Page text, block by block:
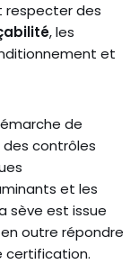
respecter des
, les
et
de
contrôles
et les
sève est issue
outre répondre
certification.